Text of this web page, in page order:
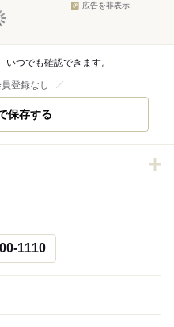
広告を非表示
つでも確認できます。
登録なし
保存する
1110